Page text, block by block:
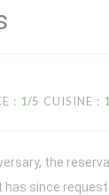
: 1/5 CUISINE : 1
the
since